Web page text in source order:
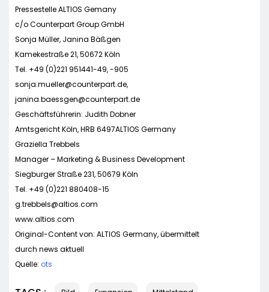
Pressestelle ALTIOS Gemany
c/o Counterpart Group GmbH
Sonja Müller, Janina Bäßgen
Kamekestraße 21, 50672 Köln
Tel. +49 (0)221 951441-49, -905
sonja.mueller@counterpart.de,
janina.baessgen@counterpart.de
Geschäftsführerin: Judith Dobner
Amtsgericht Köln, HRB 6497ALTIOS Germany
Graziella Trebbels
Manager – Marketing & Business Development
Siegburger Straße 231, 50679 Köln
Tel. +49 (0)221 880408-15
g.trebbels@altios.com
www.altios.com
Original-Content von: ALTIOS Germany, übermittelt
durch news aktuell
Quelle: ots